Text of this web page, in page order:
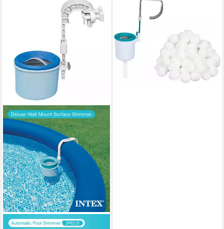
INTEX
BESTWAY
Skimmer Poolskimmer
Starter-Kit mit 500 g
Filterbälle, Einhängeskimmer
lieferbar - in 2-3 Werktagen bei dir